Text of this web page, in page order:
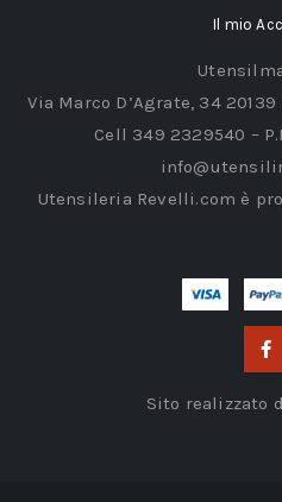
Il mio
Via Marco D’Agrate, 34
Cell 349 2329540 –
Utensileria Revelli.com è
Sito realizzato